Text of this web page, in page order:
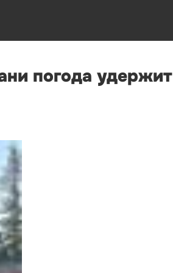
погода удержит